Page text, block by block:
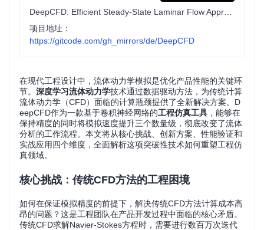
项目地址：
https://gitcode.com/gh_mirrors/de/DeepCFD
在现代工程设计中，流体动力学模拟是优化产品性能的关键环
节。 深度学习流体动力学技术通过数据驱动方法，为传统计算
流体动力学（CFD）面临的计算瓶颈提供了全新解决方案。D
eepCFD作为一款基于卷积神经网络的工程仿真工具 ，能够在
保持精度的同时将模拟速度提升三个数量级，彻底改变了流体
分析的工作流程。本文将从核心挑战、创新方案、性能验证和
实战应用四个维度，全面解析这项突破性技术如何重塑工程仿
真领域。
核心挑战：传统CFD方法的工程困境
如何在保证模拟精度的前提下，解决传统CFD方法计算成本高
昂的问题？这是工程团队在产品开发过程中面临的核心矛盾。
传统CFD求解Navier-Stokes方程时，需要进行数百万次迭代